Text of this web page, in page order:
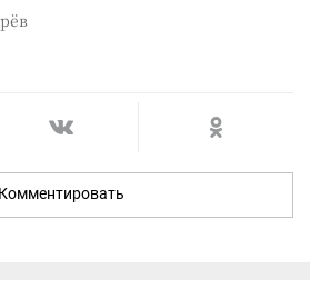
Комментировать